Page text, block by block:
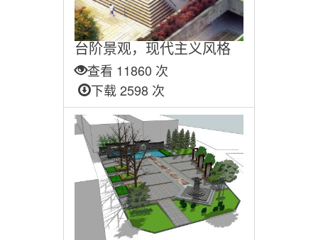
台阶景观，现代主义风格
查看 11860 次
下载 2598 次